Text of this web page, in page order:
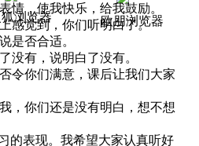
浏览器 欧朋浏览器
使我快乐，给我鼓励。
觉到，你们听明白了。
否合适。
，说明白了没有。
们满意，课后让我们大家
们还是没有明白，想不想
现。我希望大家认真听好